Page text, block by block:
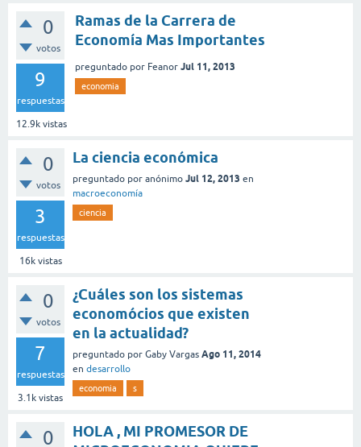
0
votos
9
respuestas
12.9k vistas
Ramas de la Carrera de
Economía Mas Importantes
preguntado por Feanor Jul 11, 2013
economia
0
votos
3
respuestas
16kvistas
La ciencia económica
preguntado por anónimo Jul 12, 2013 en
macroeconomía
ciencia
0
votos
7
respuestas
3.1k vistas
¿Cuáles son los sistemas
economócios que existen
en la actualidad?
preguntado por Gaby Vargas Ago 11, 2014
en desarrollo
economia s
0
HOLA , MI PROMESOR DE